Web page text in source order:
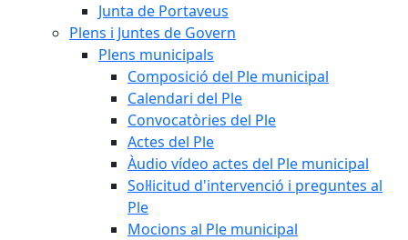
Junta de Portaveus
Plens i Juntes de Govern
Plens municipals
Composició del Ple municipal
Calendari del Ple
Convocatòries del Ple
Actes del Ple
Àudio vídeo actes del Ple municipal
Sol·licitud d'intervenció i preguntes al
Ple
Mocions al Ple municipal